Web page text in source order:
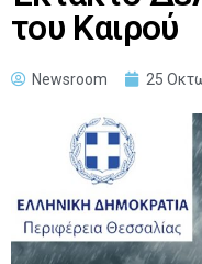
του Καιρού
Newsroom 25